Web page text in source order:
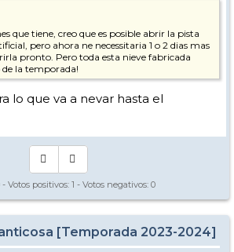
que tiene, creo que es posible abrir la pista
pero ahora ne necessitaria 1 o 2 dias mas
pronto. Pero toda esta nieve fabricada
la temporada!
lo que va a nevar hasta el
- Votos positivos: 1 - Votos negativos: 0
[Temporada 2023-2024]